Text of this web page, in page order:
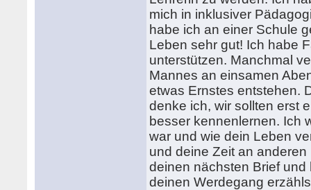
mich in inklusiver
habe ich an einer Schule
Leben sehr gut! Ich habe
unterstützen. Manchmal
Mannes an einsamen
etwas Ernstes entstehen.
denke ich, wir sollten erst
besser kennenlernen. Ich
war und wie dein Leben
und deine Zeit an
deinen nächsten Brief
deinen Werdegang